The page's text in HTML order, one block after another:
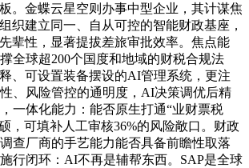
。金蝶云星空则办事中型企业，其计谋焦
织建立同一、自从可控的智能财政基座，
辈性，显著提拔差旅审批效率。焦点能
全球超200个国度和地域的财税合规法
、可设置装备摆设的AI管理系统，更注
、风险管控的通明度，AI决策调优后精
一体化能力：能否原生打通“业财票税
，可填补人工审核36%的风险敞口。财政
查厂商的手艺能力能否具备前瞻性取落
行闭环：AI不再是辅帮东西。SAP是全球